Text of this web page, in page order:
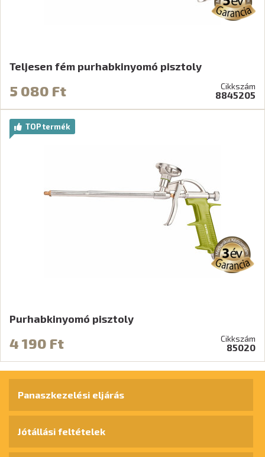
Teljesen fém purhabkinyomó pisztoly
5 080 Ft Cikkszám
8845205
TOP termék
Purhabkinyomó pisztoly
4 190 Ft Cikkszám
85020
Panaszkezelési eljárás
Jótállási feltételek